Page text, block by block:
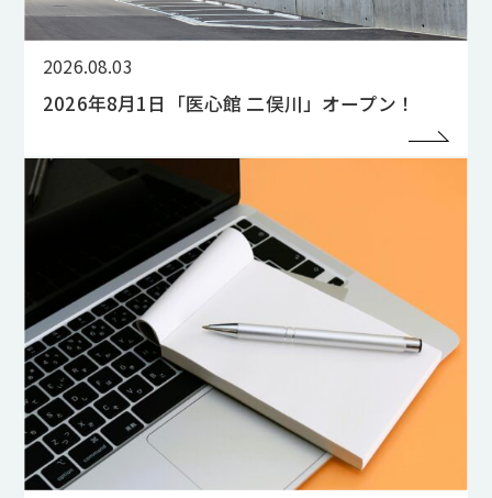
2026.08.03
2026年8月1日「医心館 二俣川」オープン！